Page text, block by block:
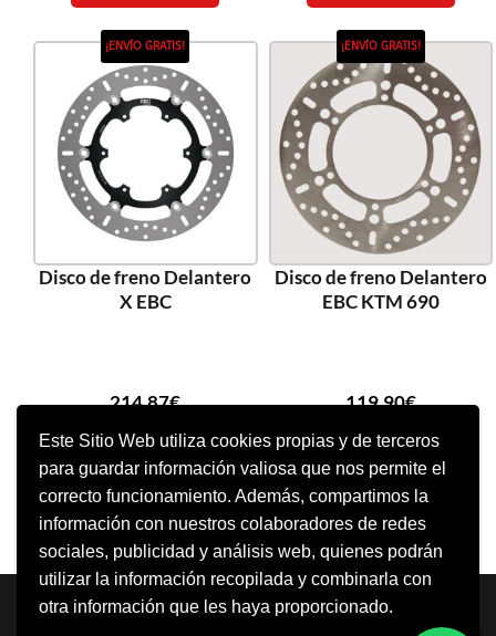
Este Sitio Web utiliza cookies propias y de terceros
para guardar información valiosa que nos permite el
correcto funcionamiento. Además, compartimos la
información con nuestros colaboradores de redes
sociales, publicidad y análisis web, quienes podrán
utilizar la información recopilada y combinarla con
otra información que les haya proporcionado.
¡ENVÍO GRATIS!
Disco de freno Delantero
X EBC
214,87€
AÑADIR AL CARRITO
¡ENVÍO GRATIS!
Disco de freno Delantero
EBC KTM 690
119,90€
AÑADIR AL CARRITO
Neve | Funciona gracias a WordPress